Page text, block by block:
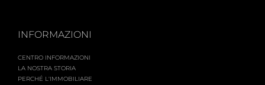
INFORMAZIONI
CENTRO INFORMAZIONI
LA NOSTRA STORIA
PERCHÉ L'IMMOBILIARE